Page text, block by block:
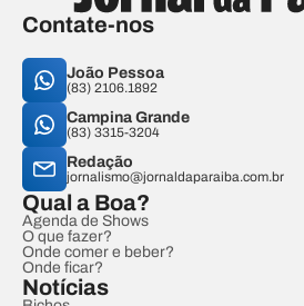
Contate-nos
João Pessoa
(83) 2106.1892
Campina Grande
(83) 3315-3204
Redação
jornalismo@jornaldaparaiba.com.br
Qual a Boa?
Agenda de Shows
O que fazer?
Onde comer e beber?
Onde ficar?
Notícias